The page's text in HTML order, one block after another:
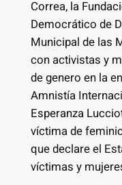
Correa, la
Democrático de
Municipal de las
con activistas y
de genero en la
Amnistía
Esperanza
víctima de
que declare el
víctimas y